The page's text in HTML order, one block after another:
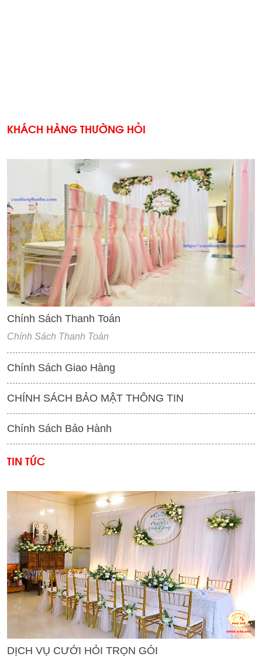
KHÁCH HÀNG THƯỜNG HỎI
'
Chính Sách Thanh Toán
Chính Sách Thanh Toán
Chính Sách Giao Hàng
CHÍNH SÁCH BẢO MẬT THÔNG TIN
Chính Sách Bảo Hành
TIN TỨC
'
DỊCH VỤ CƯỚI HỎI TRỌN GÓI